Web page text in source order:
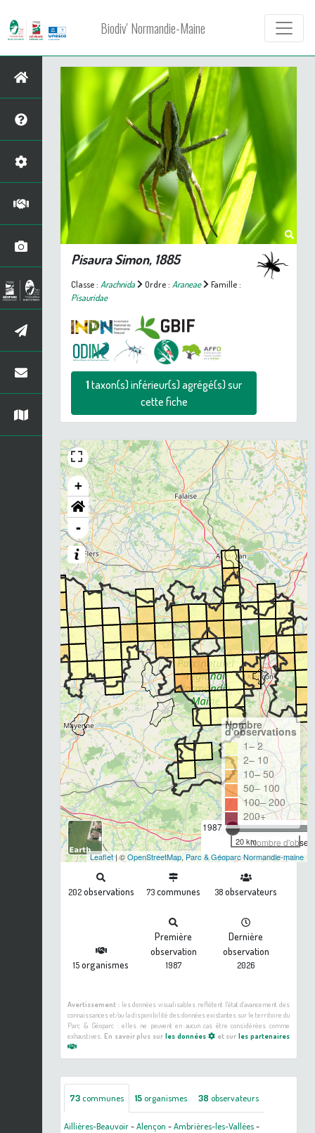
Biodiv' Normandie-Maine
PisauraSimon, 1885
Classe : Arachnida Ordre : Araneae
Famille :
Pisauridae
1taxon(s) inférieur(s) agrégé(s) sur
cette fiche
+
-
1987
Nombre
Nombre
d'observations
1– 2
2– 10
10– 50
50– 100
100– 200
200+
20 km
Leaflet| ©OpenStreetMap, Parc & Géoparc Normandie-maine
202 observations 73communes 38observateurs
15organismes
Première
observation
1987
Dernière
observation
2026
Avertissement :les données visualisables reflètent l'état d'avancement des
connaissances et/ou la disponibilité des données existantes sur le territoire du
Parc & Géoparc : elles ne peuvent en aucun cas être considérées comme
exhaustives. En savoir plus sur les données et surles partenaires
73communes 15organismes 38 observateurs
Aillières-Beauvoir-Alençon -Ambrières-les-Vallées-